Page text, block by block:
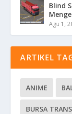
Blind
Agu 1,
ARTIKEL
ANIME
BURSA